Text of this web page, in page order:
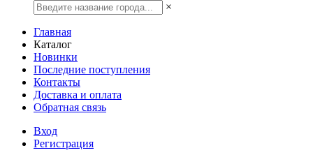
×
Главная
Каталог
Новинки
Последние поступления
Контакты
Доставка и оплата
Обратная связь
Вход
Регистрация